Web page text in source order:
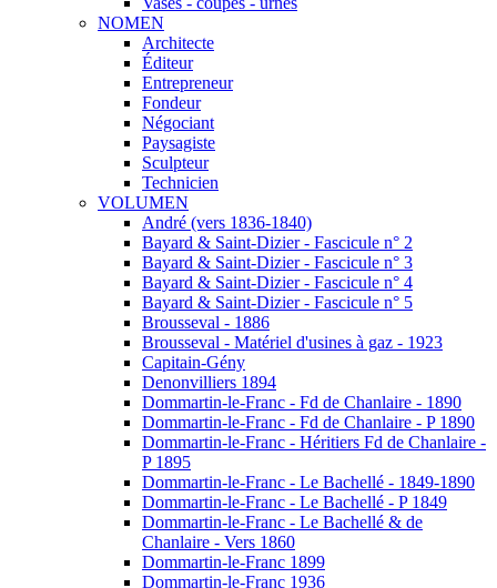
NOMEN
Architecte
Éditeur
Entrepreneur
Fondeur
Négociant
Paysagiste
Sculpteur
Technicien
VOLUMEN
André (vers 1836-1840)
Bayard & Saint-Dizier - Fascicule n° 2
Bayard & Saint-Dizier - Fascicule n° 3
Bayard & Saint-Dizier - Fascicule n° 4
Bayard & Saint-Dizier - Fascicule n° 5
Brousseval - 1886
Brousseval - Matériel d'usines à gaz - 1923
Capitain-Gény
Denonvilliers 1894
Dommartin-le-Franc - Fd de Chanlaire - 1890
Dommartin-le-Franc - Fd de Chanlaire - P 1890
Dommartin-le-Franc - Héritiers Fd de Chanlaire -
P 1895
Dommartin-le-Franc - Le Bachellé - 1849-1890
Dommartin-le-Franc - Le Bachellé - P 1849
Dommartin-le-Franc - Le Bachellé & de
Chanlaire - Vers 1860
Dommartin-le-Franc 1899
Dommartin-le-Franc 1936